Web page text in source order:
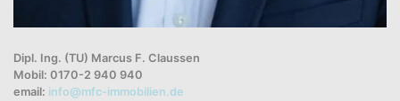
Dipl. Ing. (TU) Marcus F. Claussen
Mobil: 0170-2 940 940
email: info@mfc-immobilien.de